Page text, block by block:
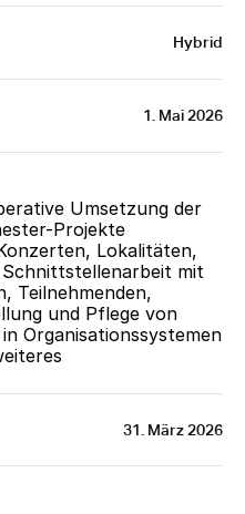
Hybrid
1. Mai 2026
Umsetzung der
Projekte
Lokalitäten,
mit
Teilnehmenden,
und Pflege von
Organisationssystemen
31. März 2026